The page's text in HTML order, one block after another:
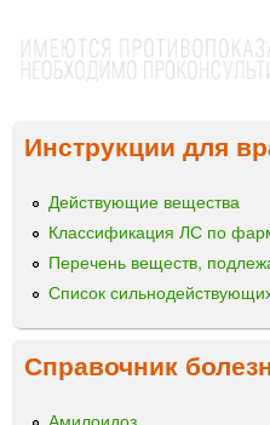
Инструкции для
Действующие вещества
Классификация ЛС по
Перечень веществ,
Список
Справочник